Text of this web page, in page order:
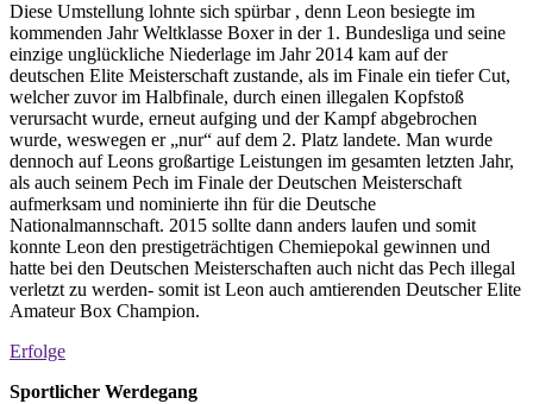
Diese Umstellung lohnte sich spürbar , denn Leon besiegte im
kommenden Jahr Weltklasse Boxer in der 1. Bundesliga und seine
einzige unglückliche Niederlage im Jahr 2014 kam auf der
deutschen Elite Meisterschaft zustande, als im Finale ein tiefer Cut,
welcher zuvor im Halbfinale, durch einen illegalen Kopfstoß
verursacht wurde, erneut aufging und der Kampf abgebrochen
wurde, weswegen er „nur“ auf dem 2. Platz landete. Man wurde
dennoch auf Leons großartige Leistungen im gesamten letzten Jahr,
als auch seinem Pech im Finale der Deutschen Meisterschaft
aufmerksam und nominierte ihn für die Deutsche
Nationalmannschaft. 2015 sollte dann anders laufen und somit
konnte Leon den prestigeträchtigen Chemiepokal gewinnen und
hatte bei den Deutschen Meisterschaften auch nicht das Pech illegal
verletzt zu werden- somit ist Leon auch amtierenden Deutscher Elite
Amateur Box Champion.
Erfolge
Sportlicher Werdegang